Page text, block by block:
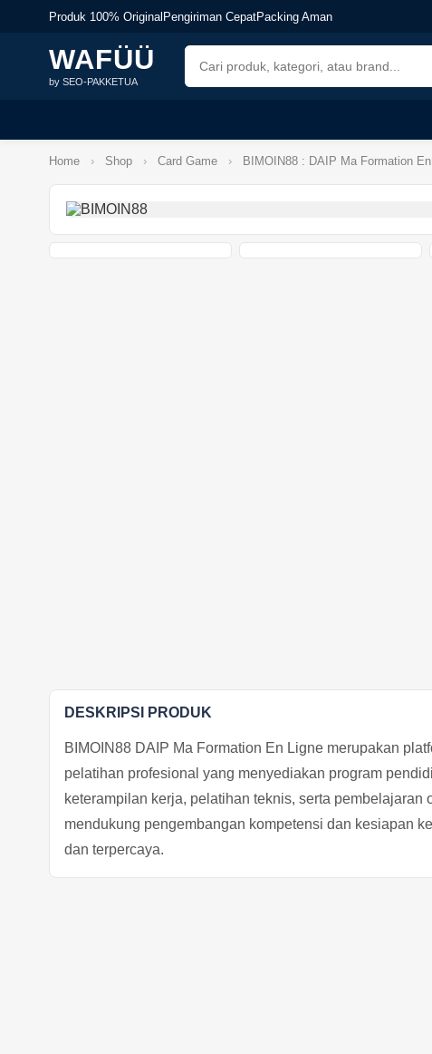
Produk 100% OriginalPengiriman CepatPacking Aman
WAFÜÜ
by SEO-PAKKETUA
Home › Shop › Card Game › BIMOIN88 : DAIP Ma Formation
DESKRIPSI PRODUK
BIMOIN88 DAIP Ma Formation En Ligne merupakan
pelatihan profesional yang menyediakan program
keterampilan kerja, pelatihan teknis, serta pembelajaran
mendukung pengembangan kompetensi dan kesiapan
dan terpercaya.